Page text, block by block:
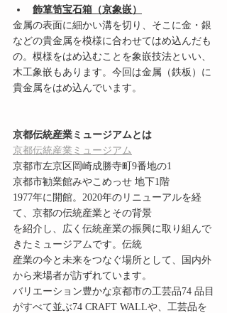
飾箪笥宝石箱（京象嵌）
金属の表面に細かい溝を切り、そこに金・銀
などの貴金属を模様に合わせてはめ込んだも
の。模様をはめ込むことを象嵌技法といい、
木工象嵌もあります。今回は金属（鉄板）に
貴金属をはめ込んでいます。
京都伝統産業ミュージアムとは
京都伝統産業ミュージアム
京都市左京区岡崎成勝寺町9番地の1
京都市勧業館みやこめっせ 地下1階
1977年に開館。2020年のリニューアルを経
て、京都の伝統産業とその背景
を紹介し、広く伝統産業の振興に取り組んで
きたミュージアムです。伝統
産業の今と未来をつなぐ場所として、国内外
から来場者が訪ずれています。
バリエーション豊かな京都市の工芸品74 品目
がすべて並ぶ74 CRAFT WALLや、工芸品を